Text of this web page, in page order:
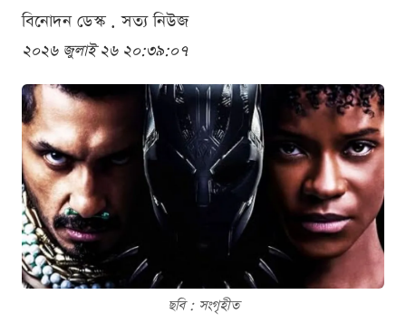
বিনোদন ডেস্ক . সত্য নিউজ
২০২৬ জুলাই ২৬ ২০:৩৯:০৭
ছবি : সংগৃহীত